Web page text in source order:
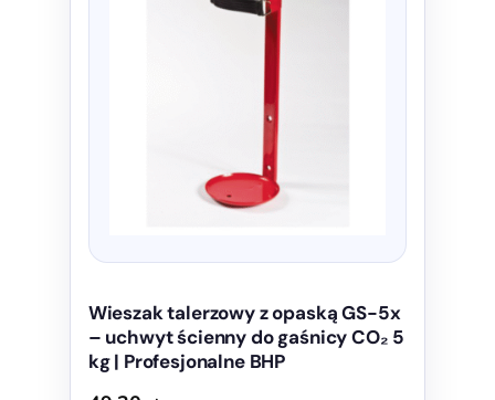
Wieszak talerzowy z opaską GS-5x
– uchwyt ścienny do gaśnicy CO₂ 5
kg | Profesjonalne BHP